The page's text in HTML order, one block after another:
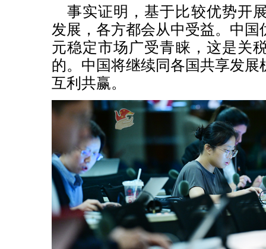
事实证明，基于比较优势开
发展，各方都会从中受益。中国
元稳定市场广受青睐，这是关
的。中国将继续同各国共享发展
互利共赢。